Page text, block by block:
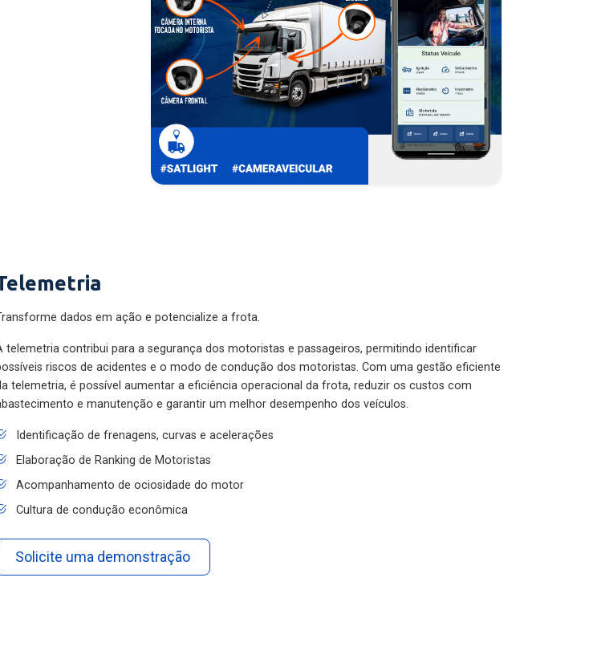
dados em ação e potencialize a frota.
telemetria contribui para a segurança dos motoristas e passageiros, permitindo identificar
riscos de acidentes e o modo de condução dos motoristas. Com uma gestão eficiente
telemetria, é possível aumentar a eficiência operacional da frota, reduzir os custos com
e manutenção e garantir um melhor desempenho dos veículos.
Identificação de frenagens, curvas e acelerações
Elaboração de Ranking de Motoristas
Acompanhamento de ociosidade do motor
Cultura de condução econômica
Solicite uma demonstração